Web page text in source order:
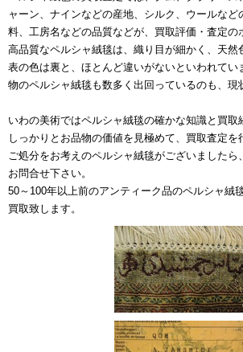
ャーン、ナインなどの産地、シルク、ウールなど
料、工房名などの品質などが、買取評価・査定の
高品質なペルシャ絨毯は、織り目が細かく、天然
表の色は裏と、ほとんど違いがないといわれてい
物のペルシャ絨毯も数多く出回っているのも、現
いわの美術ではペルシャ絨毯の確かな知識と買取
しっかりとお品物の価値を見極めて、買取査定を
ご処分をお考えのペルシャ絨毯がございました
お問合せ下さい。
50～100年以上前のアンティーク品のペルシャ絨
買取致します。